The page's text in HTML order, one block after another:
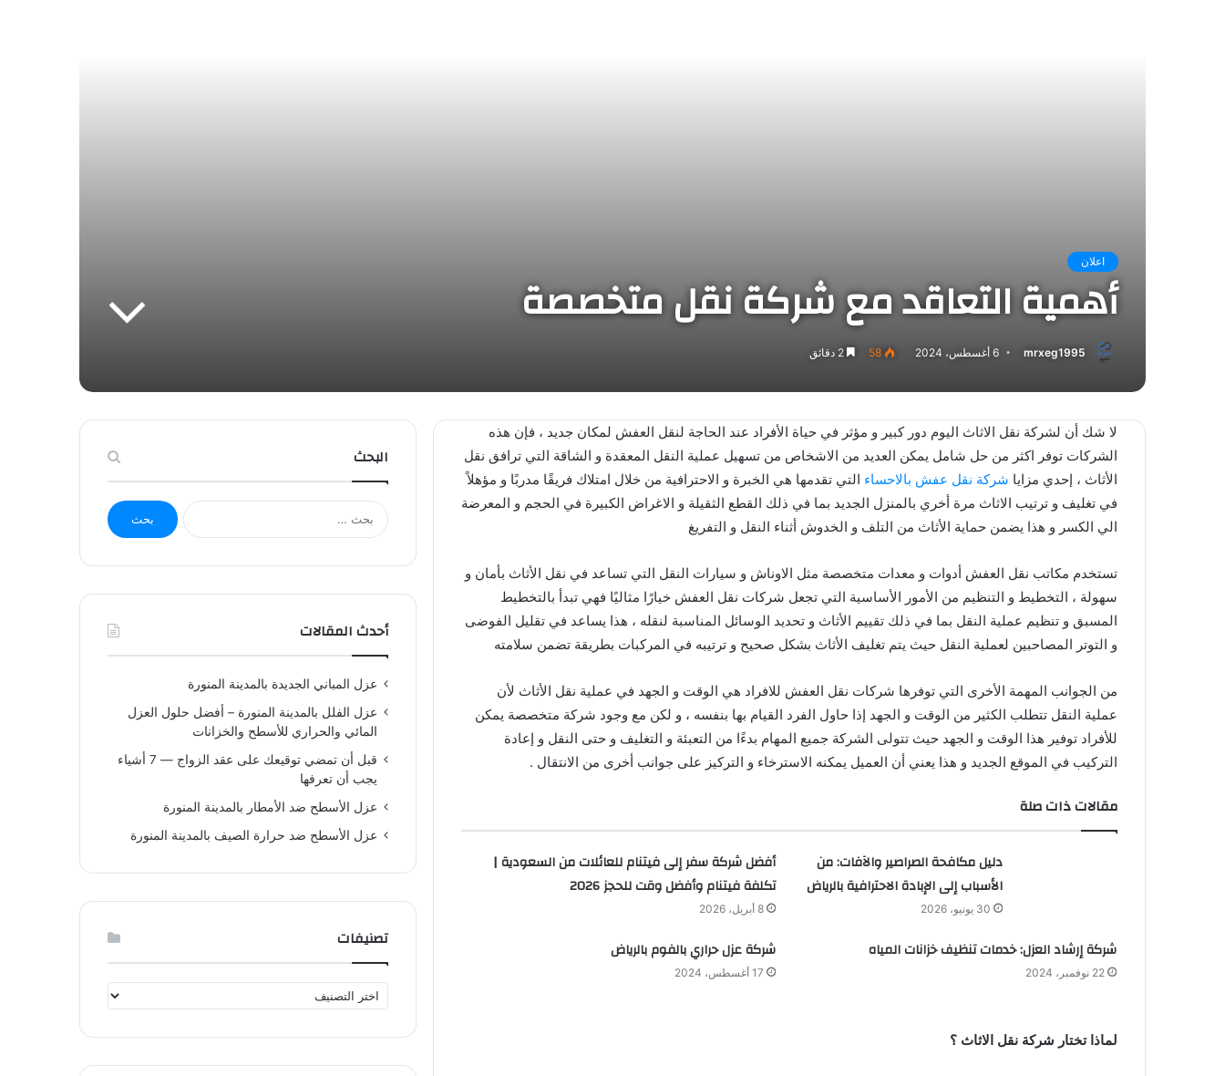
اعلان
أهمية التعاقد مع شركة نقل متخصصة
mrxeg1995 6 أغسطس، 2024 58
لا شك أن لشركة نقل الاثاث اليوم دور كبير و مؤثر في حياة الأفراد عند الحاجة لنقل العفش لمكان جديد ، فإن هذه
الشركات توفر اكثر من حل شامل يمكن العديد من الاشخاص من تسهيل عملية النقل المعقدة و الشاقة التي ترافق نقل
الأثاث ، إحدي مزايا شركة نقل عفش بالاحساء التي تقدمها هي الخبرة و الاحترافية من خلال امتلاك فريقًا مدربًا و مؤهلاً
في تغليف و ترتيب الاثاث مرة أخري بالمنزل الجديد بما في ذلك القطع الثقيلة و الاغراض الكبيرة في الحجم و المعرضة
الي الكسر و هذا يضمن حماية الأثاث من التلف و الخدوش أثناء النقل و التفريغ
تستخدم مكاتب نقل العفش أدوات و معدات متخصصة مثل الاوناش و سيارات النقل التي تساعد في نقل الأثاث بأمان و
سهولة ، التخطيط و التنظيم من الأمور الأساسية التي تجعل شركات نقل العفش خيارًا مثاليًا فهي تبدأ بالتخطيط
المسبق و تنظيم عملية النقل بما في ذلك تقييم الأثاث و تحديد الوسائل المناسبة لنقله ، هذا يساعد في تقليل الفوضى
و التوتر المصاحبين لعملية النقل حيث يتم تغليف الأثاث بشكل صحيح و ترتيبه في المركبات بطريقة تضمن سلامته
من الجوانب المهمة الأخرى التي توفرها شركات نقل العفش للافراد هي الوقت و الجهد في عملية نقل الأثاث لأن
عملية النقل تتطلب الكثير من الوقت و الجهد إذا حاول الفرد القيام بها بنفسه ، و لكن مع وجود شركة متخصصة يمكن
للأفراد توفير هذا الوقت و الجهد حيث تتولى الشركة جميع المهام بدءًا من التعبئة و التغليف و حتى النقل و إعادة
التركيب في الموقع الجديد و هذا يعني أن العميل يمكنه الاسترخاء و التركيز على جوانب أخرى من الانتقال .
مقالات ذات صلة
دليل مكافحة الصراصير والآفات: من
الأسباب إلى الإبادة الاحترافية بالرياض
30 يونيو، 2026
أفضل شركة سفر إلى فيتنام للعائلات من السعودية |
تكلفة فيتنام وأفضل وقت للحجز 2026
8 أبريل، 2026
شركة إرشاد العزل: خدمات تنظيف خزانات المياه
22 نوفمبر، 2024
شركة عزل حراري بالفوم بالرياض
17 أغسطس، 2024
لماذا تختار شركة نقل الاثاث ؟
البحث
البحث
عن:
أحدث المقالات
عزل المباني الجديدة بالمدينة المنورة
عزل الفلل بالمدينة المنورة – أفضل حلول العزل
المائي والحراري للأسطح والخزانات
قبل أن تمضي توقيعك على عقد الزواج — 7 أشياء
يجب أن تعرفها
عزل الأسطح ضد الأمطار بالمدينة المنورة
عزل الأسطح ضد حرارة الصيف بالمدينة المنورة
تصنيفات
تصنيفات